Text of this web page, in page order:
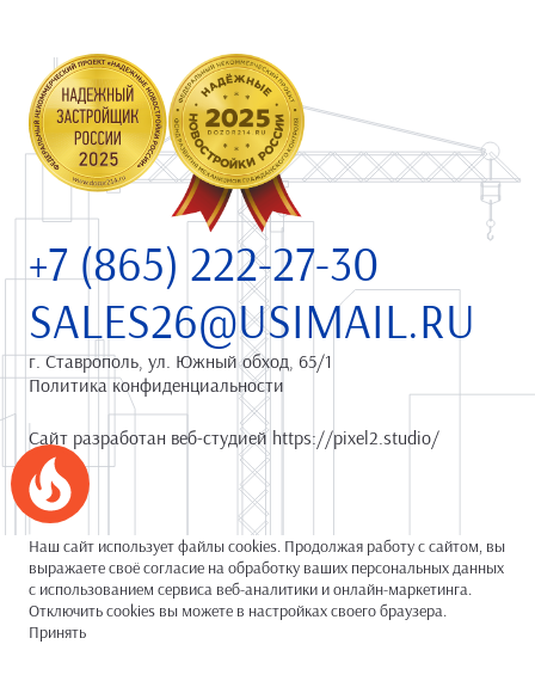
Успейте купить коммерческое помещение
+7 (865) 222-27-30
SALES26@USIMAIL.RU
г. Ставрополь, ул. Южный обход, 65/1
Политика конфиденциальности
Сайт разработан веб-студией https://pixel2.studio/
Наш сайт использует файлы cookies. Продолжая работу с сайтом, вы
выражаете своё согласие на обработку ваших персональных данных
с использованием сервиса веб-аналитики и онлайн-маркетинга.
Отключить cookies вы можете в настройках своего браузера.
Принять